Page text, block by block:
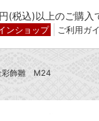
(税込)以上のご購入
ンショップ ご利用ガ
彩飾雛 M24